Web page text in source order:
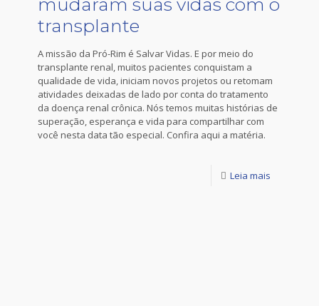
mudaram suas vidas com o
transplante
A missão da Pró-Rim é Salvar Vidas. E por meio do
transplante renal, muitos pacientes conquistam a
qualidade de vida, iniciam novos projetos ou retomam
atividades deixadas de lado por conta do tratamento
da doença renal crônica. Nós temos muitas histórias de
superação, esperança e vida para compartilhar com
você nesta data tão especial. Confira aqui a matéria.
Leia mais